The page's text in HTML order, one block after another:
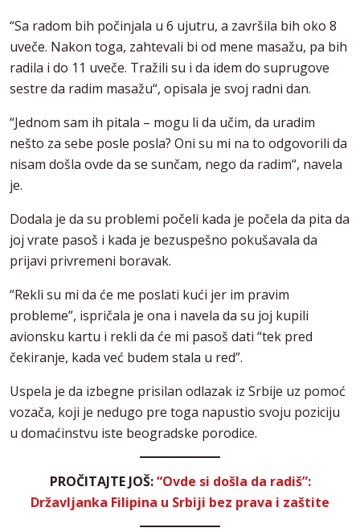
“Sa radom bih počinjala u 6 ujutru, a završila bih oko 8
uveče. Nakon toga, zahtevali bi od mene masažu, pa bih
radila i do 11 uveče. Tražili su i da idem do suprugove
sestre da radim masažu“, opisala je svoj radni dan.
“Jednom sam ih pitala – mogu li da učim, da uradim
nešto za sebe posle posla? Oni su mi na to odgovorili da
nisam došla ovde da se sunčam, nego da radim“, navela
je.
Dodala je da su problemi počeli kada je počela da pita da
joj vrate pasoš i kada je bezuspešno pokušavala da
prijavi privremeni boravak.
“Rekli su mi da će me poslati kući jer im pravim
probleme”, ispričala je ona i navela da su joj kupili
avionsku kartu i rekli da će mi pasoš dati “tek pred
čekiranje, kada već budem stala u red”.
Uspela je da izbegne prisilan odlazak iz Srbije uz pomoć
vozača, koji je nedugo pre toga napustio svoju poziciju
u domaćinstvu iste beogradske porodice.
PROČITAJTE JOŠ:“Ovde si došla da radiš”:
Državljanka Filipina u Srbiji bez prava i zaštite